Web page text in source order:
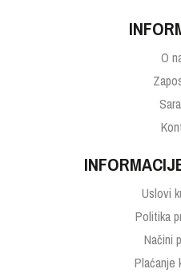
O
Uslovi
Politika
Načini
Plaćanje